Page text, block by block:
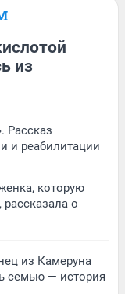
из
Рассказ
и реабилитации
которую
о
из Камеруна
семью — история